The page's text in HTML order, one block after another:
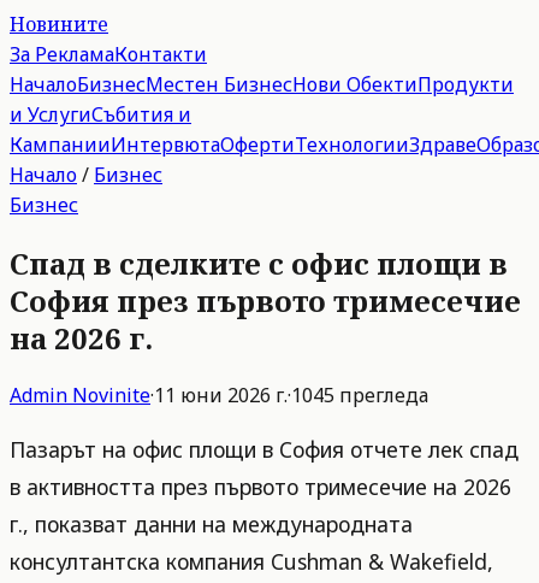
Новините
За РекламаКонтакти
НачалоБизнесМестен БизнесНови ОбектиПродукти
и УслугиСъбития и
КампанииИнтервютаОфертиТехнологииЗдраве
Начало/ Бизнес
Бизнес
Спад в сделките с офис площи в
София през първото тримесечие
на 2026 г.
Admin Novinite·11 юни 2026 г.·1045 прегледа
Пазарът на офис площи в София отчете лек спад
в активността през първото тримесечие на 2026
г., показват данни на международната
консултантска компания Cushman & Wakefield,